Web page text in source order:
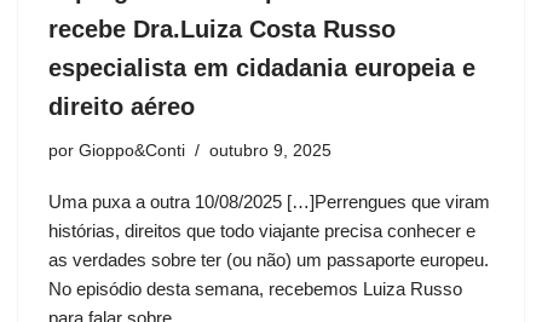
recebe Dra.Luiza Costa Russo
especialista em cidadania europeia e
direito aéreo
por Gioppo&Conti outubro 9, 2025
Uma puxa a outra 10/08/2025 […]Perrengues que viram
histórias, direitos que todo viajante precisa conhecer e
as verdades sobre ter (ou não) um passaporte europeu.
No episódio desta semana, recebemos Luiza Russo